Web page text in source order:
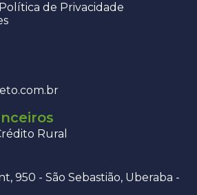
de Privacidade
Rural
950 - São Sebastião, Uberaba -